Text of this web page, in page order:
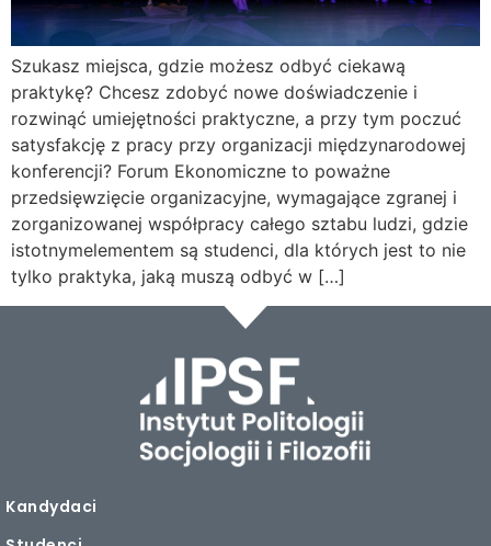
Szukasz miejsca, gdzie możesz odbyć ciekawą
praktykę? Chcesz zdobyć nowe doświadczenie i
rozwinąć umiejętności praktyczne, a przy tym poczuć
satysfakcję z pracy przy organizacji międzynarodowej
konferencji? Forum Ekonomiczne to poważne
przedsięwzięcie organizacyjne, wymagające zgranej i
zorganizowanej współpracy całego sztabu ludzi, gdzie
istotnymelementem są studenci, dla których jest to nie
tylko praktyka, jaką muszą odbyć w […]
Kandydaci